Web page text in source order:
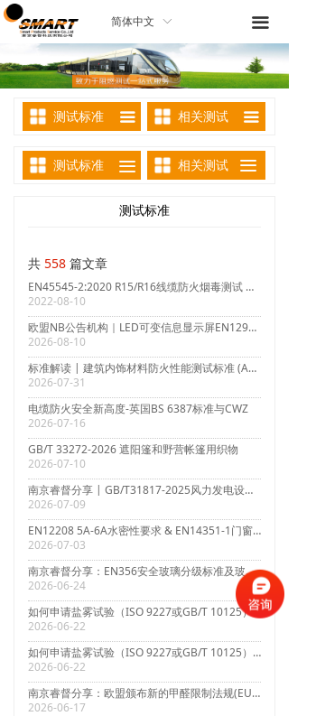
끀
ꀅ
简体中文
测试标准 끀 相关测试 끀
끀
测试标准 相关测试 끀
测试标准
共 558 篇文章
EN45545-2:2020 R15/R16线缆防火烟毒测试 HL1/HL2/HL3
2022-08-10
欧盟NB公告机构｜LED可变信息显示屏EN12966欧盟CE认证
2026-08-10
标准解读 | 建筑内饰材料防火性能测试标准 (AS) ISO 9705 & AS 5637.1
2026-07-31
电缆防火安全新高度-英国BS 6387标准与CWZ
2026-07-16
GB/T 33272-2026 遮阳篷和野营帐篷用织物
2026-07-10
南京睿督分享 | GB/T31817-2025风力发电设施防护涂装技术规范
2026-07-09
EN12208 5A-6A水密性要求 & EN14351-1门窗CE认证
2026-07-03
南京睿督分享：EN356安全玻璃分级标准及玻璃CPR CE认证
2026-06-24
如何申请盐雾试验（ISO 9227或GB/T 10125）？
2026-06-22
如何申请盐雾试验（ISO 9227或GB/T 10125）？
2026-06-22
南京睿督分享：欧盟颁布新的甲醛限制法规(EU) 2023/1464
2026-06-17